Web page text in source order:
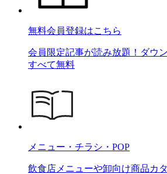
無料会員登録はこちら
会員限定記事が読み放題！ダウ
すべて無料
メニュー・チラシ・POP
飲食店メニューや卸向け商品カ